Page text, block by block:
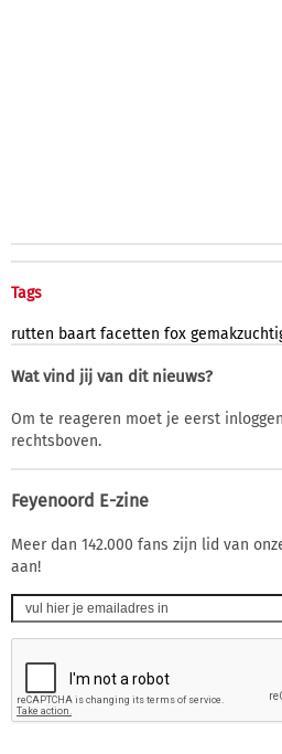
Tags
rutten baart facetten fox
Wat vind jij van dit nieuws?
Om te reageren moet je eerst
rechtsboven.
Feyenoord E-zine
Meer dan 142.000 fans zijn lid van
aan!